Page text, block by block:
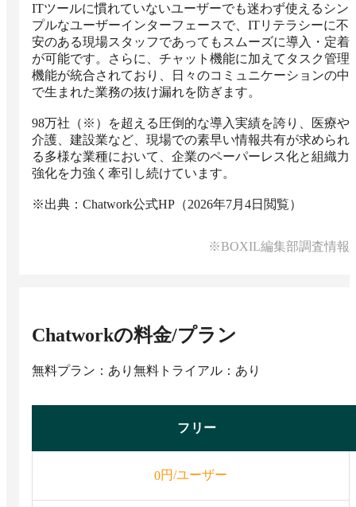
ITツールに慣れていないユーザーでも迷わず使えるシン
プルなユーザーインターフェースで、ITリテラシーに不
安のある現場スタッフであってもスムーズに導入・定着
が可能です。さらに、チャット機能に加えてタスク管理
機能が統合されており、日々のコミュニケーションの中
で生まれた業務の抜け漏れを防ぎます。
98万社（※）を超える圧倒的な導入実績を誇り、医療や
介護、建設業など、現場での素早い情報共有が求められ
る多様な業種において、企業のペーパーレス化と組織力
強化を力強く牽引し続けています。
※出典：Chatwork公式HP（2026年7月4日閲覧）
※BOXIL編集部調査情報
Chatworkの料金/プラン
無料プラン：あり 無料トライアル：あり
フリー
0円/ユーザー